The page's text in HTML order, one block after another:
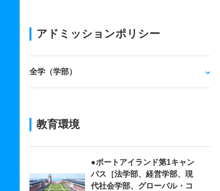
アドミッションポリシー
全学（学部）
教育環境
●ポートアイランド第1キャン
パス［法学部、経営学部、現
代社会学部、グローバル・コ